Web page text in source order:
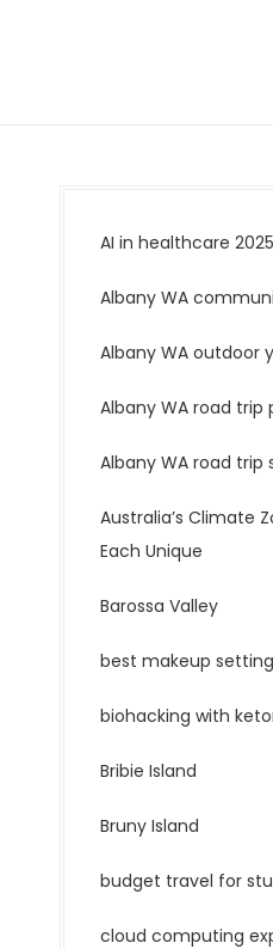
AI in healthcare 2025
Albany WA
Albany WA outdoor
Albany WA road trip
Albany WA road trip
Australia’s Climate
Each Unique
Barossa Valley
best makeup
biohacking with
Bribie Island
Bruny Island
budget travel for
cloud computing